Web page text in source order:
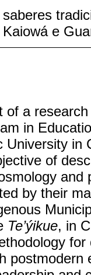
saberes
e
of a
in
University in
of
and
by their
Te’ýikue, in
postmodern